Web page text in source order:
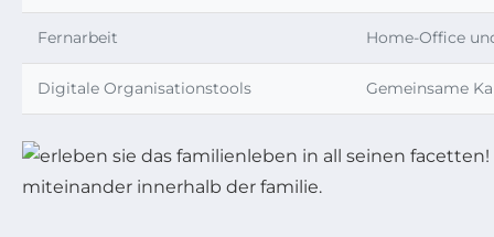
Fernarbeit Home-Office
Digitale Organisationstools Gemeinsame